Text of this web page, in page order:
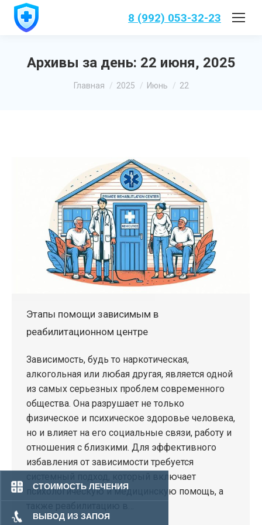
СТОИМОСТЬ ЛЕЧЕНИЯ
ВЫВОД ИЗ ЗАПОЯ
8 (992) 053-32-23
Архивы за день: 22 июня, 2025
Вы здесь:
Главная 2025 Июнь 22
Этапы помощи зависимым в
реабилитационном центре
Зависимость, будь то наркотическая,
алкогольная или любая другая, является одной
из самых серьезных проблем современного
общества. Она разрушает не только
физическое и психическое здоровье человека,
но и влияет на его социальные связи, работу и
отношения с близкими. Для эффективного
избавления от зависимости требуется
системный подход, который включает
психологическую и медицинскую помощь, а